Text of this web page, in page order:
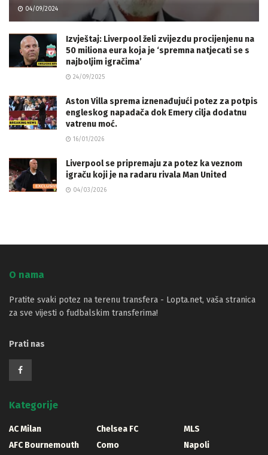
04/09/2024
Izvještaj: Liverpool želi zvijezdu procijenjenu na
50 miliona eura koja je ‘spremna natjecati se s
najboljim igračima’
24/09/2025
Aston Villa sprema iznenađujući potez za potpis
engleskog napadača dok Emery cilja dodatnu
vatrenu moć.
16/01/2026
Liverpool se pripremaju za potez ka veznom
igraču koji je na radaru rivala Man United
04/03/2026
O nama
Pratite svaki potez na terenu transfera - Lopta.net, vaša stranica
za sve vijesti o fudbalskim transferima!
Prati nas
Kategorije
AC Milan
AFC Bournemouth
Chelsea FC
Como
MLS
Napoli